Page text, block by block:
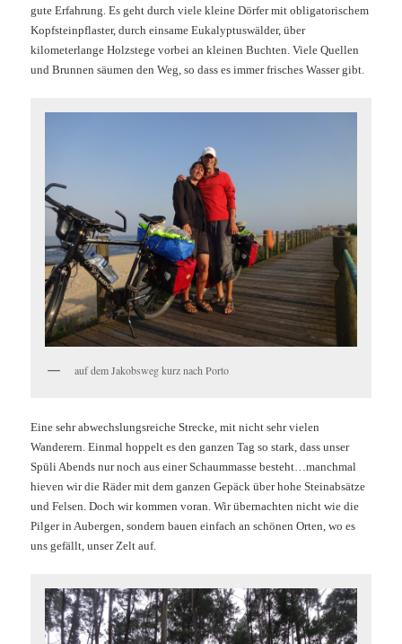
gute Erfahrung. Es geht durch viele kleine Dörfer mit obligatorischem
Kopfsteinpflaster, durch einsame Eukalyptuswälder, über
kilometerlange Holzstege vorbei an kleinen Buchten. Viele Quellen
und Brunnen säumen den Weg, so dass es immer frisches Wasser gibt.
auf dem Jakobsweg kurz nach Porto
Eine sehr abwechslungsreiche Strecke, mit nicht sehr vielen
Wanderern. Einmal hoppelt es den ganzen Tag so stark, dass unser
Spüli Abends nur noch aus einer Schaummasse besteht…manchmal
hieven wir die Räder mit dem ganzen Gepäck über hohe Steinabsätze
und Felsen. Doch wir kommen voran. Wir übernachten nicht wie die
Pilger in Aubergen, sondern bauen einfach an schönen Orten, wo es
uns gefällt, unser Zelt auf.